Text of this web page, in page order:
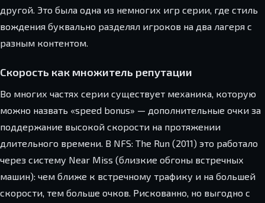
другой. Это была одна из немногих игр серии, где стиль
вождения буквально разделял игроков на два лагеря с
разным контентом.
Скорость как множитель репутации
Во многих частях серии существует механика, которую
можно назвать «speed bonus» — дополнительные очки за
поддержание высокой скорости на протяжении
длительного времени. В NFS: The Run (2011) это работало
через систему Near Miss (близкие обгоны встречных
машин): чем ближе к встречному трафику и на большей
скорости, тем больше очков. Рискованно, но выгодно с